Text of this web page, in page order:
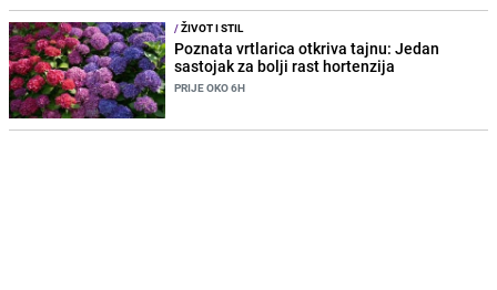
/ŽIVOT I STIL
Poznata vrtlarica otkriva tajnu: Jedan
sastojak za bolji rast hortenzija
PRIJE OKO 6H